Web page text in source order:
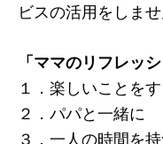
ビスの活用をしませ
「ママのリフレッシ
１．楽しいことを
２．パパと一緒に
３．一人の時間を